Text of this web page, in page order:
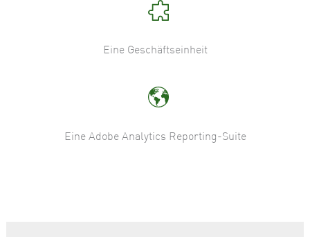
Eine Geschäftseinheit
Eine Adobe Analytics Reporting-Suite